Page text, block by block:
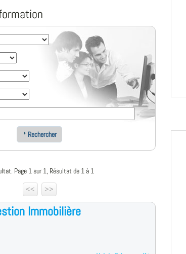
Rechercher
Page 1 sur 1, Résultat de 1 à 1
<<
>>
Immobilière